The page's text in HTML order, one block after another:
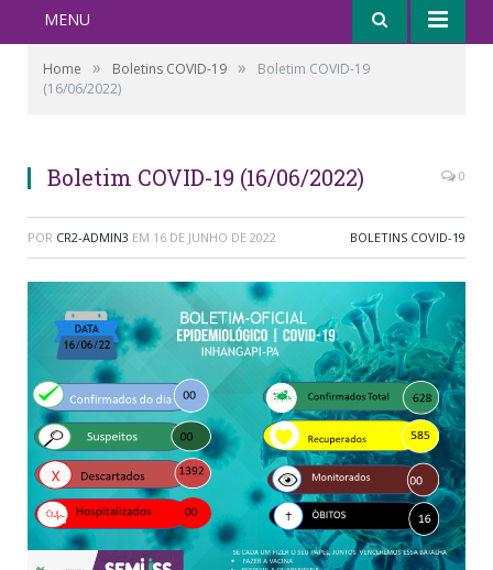
MENU
Home » Boletins COVID-19 »
Boletim COVID-19
(16/06/2022)
Boletim COVID-19 (16/06/2022) 0
POR CR2-ADMIN3 EM 16 DE JUNHO DE 2022 BOLETINS COVID-19